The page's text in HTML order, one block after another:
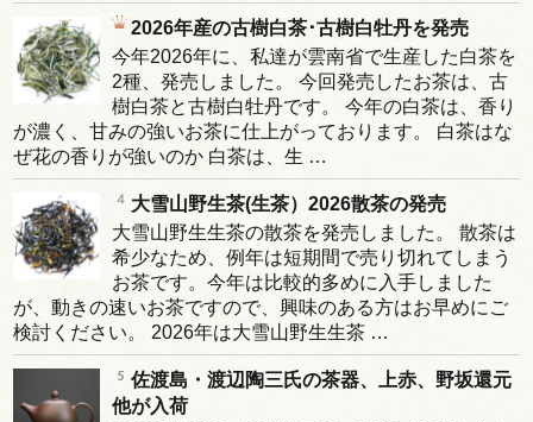
2026年産の古樹白茶･古樹白牡丹を発売
今年2026年に、私達が雲南省で生産した白茶を
2種、発売しました。 今回発売したお茶は、古
樹白茶と古樹白牡丹です。 今年の白茶は、香り
が濃く、甘みの強いお茶に仕上がっております。 白茶はな
ぜ花の香りが強いのか 白茶は、生 …
大雪山野生茶(生茶）2026散茶の発売
大雪山野生生茶の散茶を発売しました。 散茶は
希少なため、例年は短期間で売り切れてしまう
お茶です。今年は比較的多めに入手しました
が、動きの速いお茶ですので、興味のある方はお早めにご
検討ください。 2026年は大雪山野生生茶 …
佐渡島・渡辺陶三氏の茶器、上赤、野坂還元
他が入荷